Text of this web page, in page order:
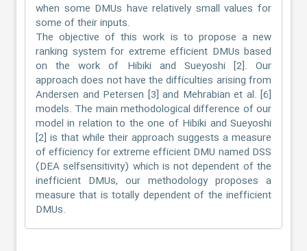
when some DMUs have relatively small values for
some of their inputs.
The objective of this work is to propose a new
ranking system for extreme efficient DMUs based
on the work of Hibiki and Sueyoshi [2]. Our
approach does not have the difficulties arising from
Andersen and Petersen [3] and Mehrabian et al. [6]
models. The main methodological difference of our
model in relation to the one of Hibiki and Sueyoshi
[2] is that while their approach suggests a measure
of efficiency for extreme efficient DMU named DSS
(DEA selfsensitivity) which is not dependent of the
inefficient DMUs, our methodology proposes a
measure that is totally dependent of the inefficient
DMUs.